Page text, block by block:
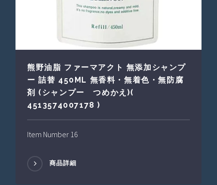
熊野油脂 ファーマアクト 無添加シャンプ
ー 詰替 450ML 無香料・無着色・無防腐
剤 (シャンプー つめかえ)(
4513574007178 )
Item Number 16
商品詳細